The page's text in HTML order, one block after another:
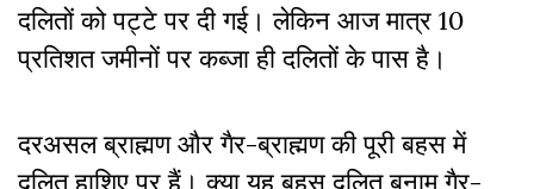
दलितों को पट्टे पर दी गई। लेकिन आज मात्र 10
प्रतिशत जमीनों पर कब्जा ही दलितों के पास है।
दरअसल ब्राह्मण और गैर-ब्राह्मण की पूरी बहस में
दलित हाशिए पर हैं। क्या यह बहस दलित बनाम गैर-